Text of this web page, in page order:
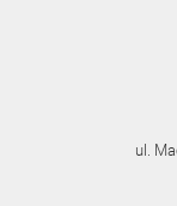
ul.